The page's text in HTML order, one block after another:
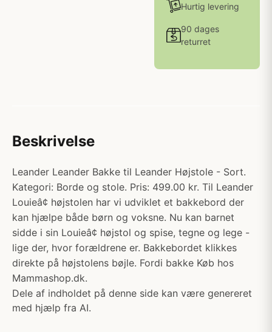
Hurtig levering
90 dages
returret
Beskrivelse
Leander Leander Bakke til Leander Højstole - Sort.
Kategori: Borde og stole. Pris: 499.00 kr. Til Leander
Louieâ¢ højstolen har vi udviklet et bakkebord der
kan hjælpe både børn og voksne. Nu kan barnet
sidde i sin Louieâ¢ højstol og spise, tegne og lege -
lige der, hvor forældrene er. Bakkebordet klikkes
direkte på højstolens bøjle. Fordi bakke Køb hos
Mammashop.dk.
Dele af indholdet på denne side kan være genereret
med hjælp fra AI.